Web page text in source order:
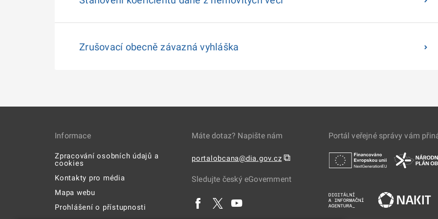
Zrušovací obecně závazná vyhláška
Informace
Zpracování osobních údajů a
cookies
Kontakty pro média
Mapa webu
Prohlášení o přístupnosti
Máte dotaz? Napište nám
portalobcana@dia.gov.cz ⧉
Sledujte český eGovernment
Portál veřejné správy vám